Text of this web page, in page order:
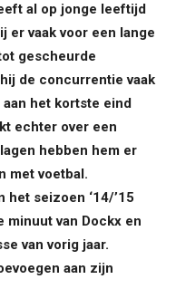
al op jonge leeftijd
er vaak voor een lange
gescheurde
de concurrentie vaak
het kortste eind
echter over een
hebben hem er
met voetbal.
seizoen ‘14/’15
minuut van Dockx en
van vorig jaar.
aan zijn